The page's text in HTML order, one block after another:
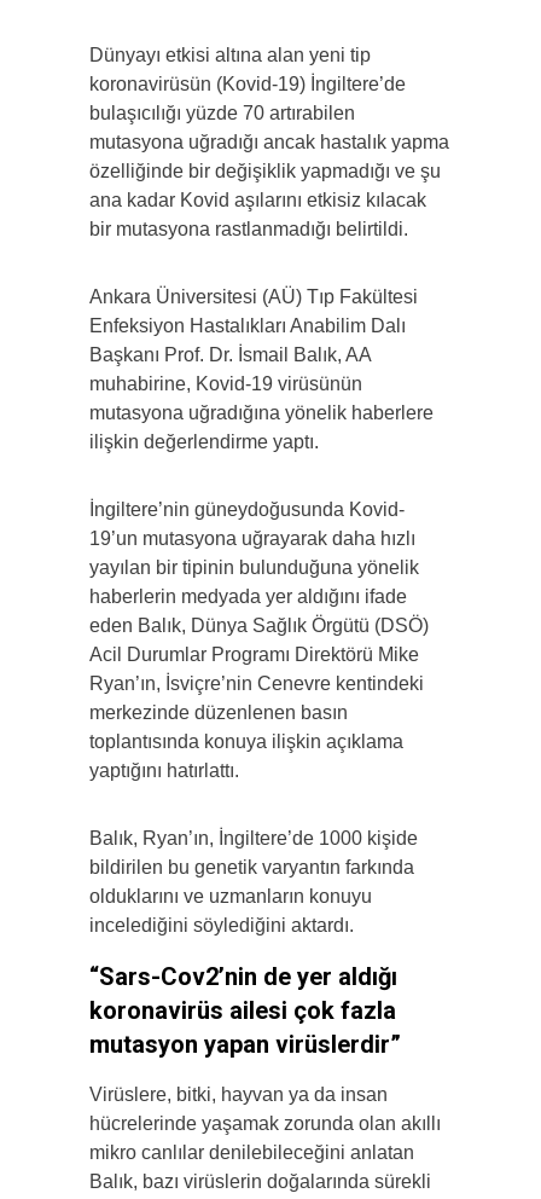
Dünyayı etkisi altına alan yeni tip
koronavirüsün (Kovid-19) İngiltere’de
bulaşıcılığı yüzde 70 artırabilen
mutasyona uğradığı ancak hastalık yapma
özelliğinde bir değişiklik yapmadığı ve şu
ana kadar Kovid aşılarını etkisiz kılacak
bir mutasyona rastlanmadığı belirtildi.
Ankara Üniversitesi (AÜ) Tıp Fakültesi
Enfeksiyon Hastalıkları Anabilim Dalı
Başkanı Prof. Dr. İsmail Balık, AA
muhabirine, Kovid-19 virüsünün
mutasyona uğradığına yönelik haberlere
ilişkin değerlendirme yaptı.
İngiltere’nin güneydoğusunda Kovid-
19’un mutasyona uğrayarak daha hızlı
yayılan bir tipinin bulunduğuna yönelik
haberlerin medyada yer aldığını ifade
eden Balık, Dünya Sağlık Örgütü (DSÖ)
Acil Durumlar Programı Direktörü Mike
Ryan’ın, İsviçre’nin Cenevre kentindeki
merkezinde düzenlenen basın
toplantısında konuya ilişkin açıklama
yaptığını hatırlattı.
Balık, Ryan’ın, İngiltere’de 1000 kişide
bildirilen bu genetik varyantın farkında
olduklarını ve uzmanların konuyu
incelediğini söylediğini aktardı.
“Sars-Cov2’nin de yer aldığı
koronavirüs ailesi çok fazla
mutasyon yapan virüslerdir”
Virüslere, bitki, hayvan ya da insan
hücrelerinde yaşamak zorunda olan akıllı
mikro canlılar denilebileceğini anlatan
Balık, bazı virüslerin doğalarında sürekli